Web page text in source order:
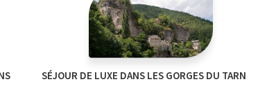
SÉJOUR DE LUXE DANS LES GORGES DU TARN